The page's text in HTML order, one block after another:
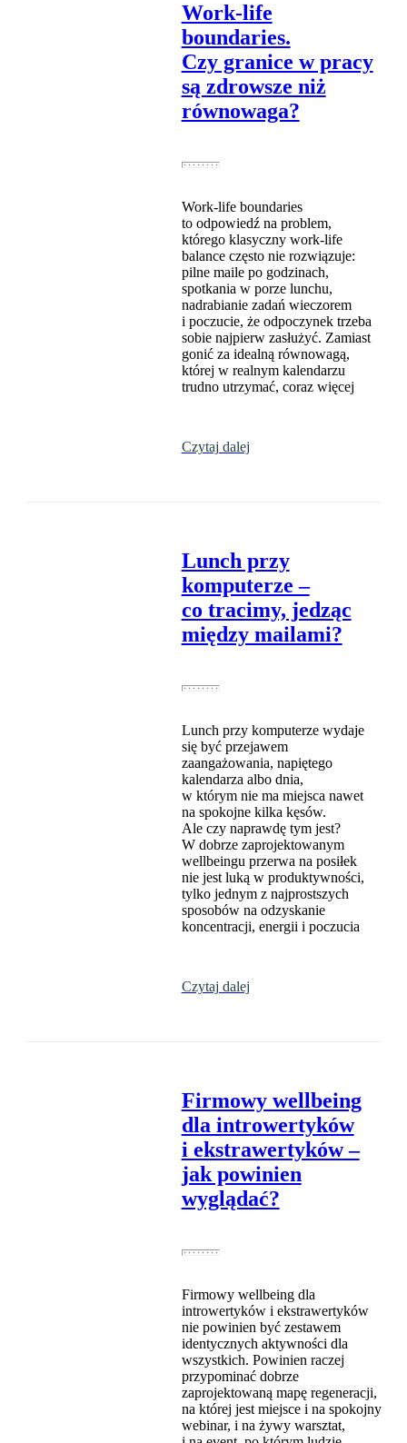
Work-life
boundaries.
Czy granice w pracy
są zdrowsze niż
równowaga?
Work-life boundaries
to odpowiedź na problem,
którego klasyczny work-life
balance często nie rozwiązuje:
pilne maile po godzinach,
spotkania w porze lunchu,
nadrabianie zadań wieczorem
i poczucie, że odpoczynek trzeba
sobie najpierw zasłużyć. Zamiast
gonić za idealną równowagą,
której w realnym kalendarzu
trudno utrzymać, coraz więcej
Czytaj dalej
Lunch przy
komputerze –
co tracimy, jedząc
między mailami?
Lunch przy komputerze wydaje
się być przejawem
zaangażowania, napiętego
kalendarza albo dnia,
w którym nie ma miejsca nawet
na spokojne kilka kęsów.
Ale czy naprawdę tym jest?
W dobrze zaprojektowanym
wellbeingu przerwa na posiłek
nie jest luką w produktywności,
tylko jednym z najprostszych
sposobów na odzyskanie
koncentracji, energii i poczucia
Czytaj dalej
Firmowy wellbeing
dla introwertyków
i ekstrawertyków –
jak powinien
wyglądać?
Firmowy wellbeing dla
introwertyków i ekstrawertyków
nie powinien być zestawem
identycznych aktywności dla
wszystkich. Powinien raczej
przypominać dobrze
zaprojektowaną mapę regeneracji,
na której jest miejsce i na spokojny
webinar, i na żywy warsztat,